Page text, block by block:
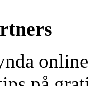
online